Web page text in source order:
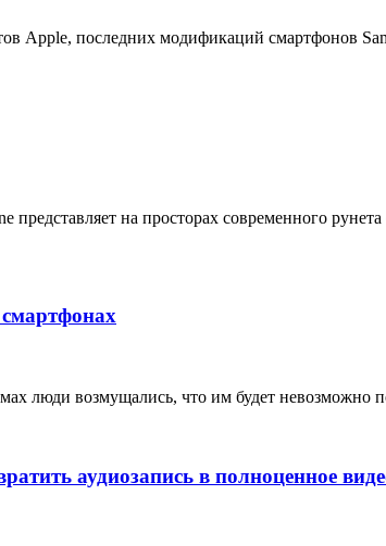
Apple, последних модификаций смартфонов
на просторах современного
люди возмущались, что им будет невозможно
аудиозапись в полноценное